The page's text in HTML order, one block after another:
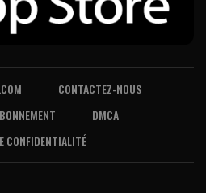
CONTACTEZ-NOUS
DMCA
CONFIDENTIALITÉ